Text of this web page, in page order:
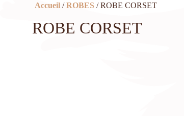
Accueil /ROBES / ROBE CORSET
ROBE CORSET